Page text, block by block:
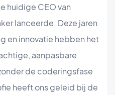
huidige CEO van
lanceerde. Deze jaren
en innovatie hebben het
aanpasbare
de coderingsfase
heeft ons geleid bij de